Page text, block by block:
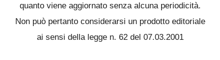
quanto viene aggiornato senza alcuna periodicità.
Non può pertanto considerarsi un prodotto editoriale
ai sensi della legge n. 62 del 07.03.2001